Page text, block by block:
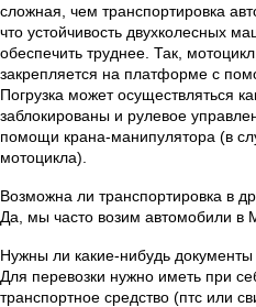
сложная, чем транспортировка
что устойчивость двухколесных
обеспечить труднее. Так,
закрепляется на платформе с
Погрузка может осуществляться
заблокированы и рулевое
помощи крана-манипулятора (в
мотоцикла).
Возможна ли транспортировка в
Да, мы часто возим автомобили в
Нужны ли какие-нибудь документы
Для перевозки нужно иметь при
транспортное средство (птс или